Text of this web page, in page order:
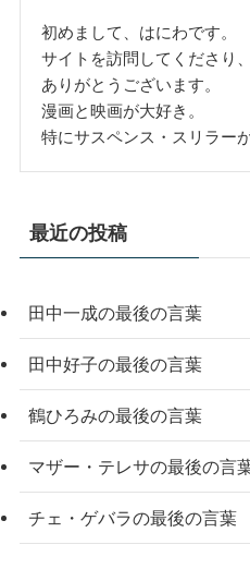
初めまして、はにわです。
サイトを訪問してくださり、
ありがとうございます。
漫画と映画が大好き。
特にサスペンス・スリラー
最近の投稿
田中一成の最後の言葉
田中好子の最後の言葉
鶴ひろみの最後の言葉
マザー・テレサの最後の言
チェ・ゲバラの最後の言葉